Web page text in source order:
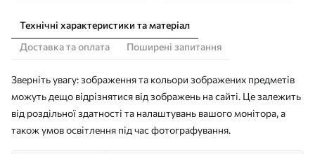
Технічні характеристики та матеріал
Доставка та оплата
Поширені запитання
Зверніть увагу: зображення та кольори зображених предметів
можуть дещо відрізнятися від зображень на сайті. Це залежить
від роздільної здатності та налаштувань вашого монітора, а
також умов освітлення під час фотографування.